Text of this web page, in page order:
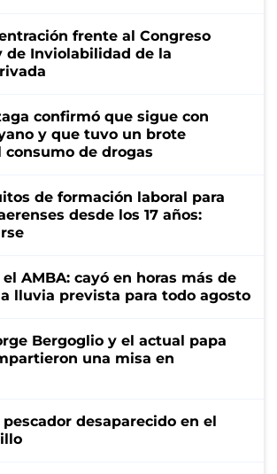
frente al Congreso
de Inviolabilidad de la
confirmó que sigue con
y que tuvo un brote
consumo de drogas
de formación laboral para
desde los 17 años:
AMBA: cayó en horas más de
lluvia prevista para todo agosto
Bergoglio y el actual papa
una misa en
desaparecido en el